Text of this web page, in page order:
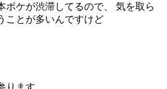
ボケが渋滞してるので、 気を取ら
ことが多いんですけど
ります